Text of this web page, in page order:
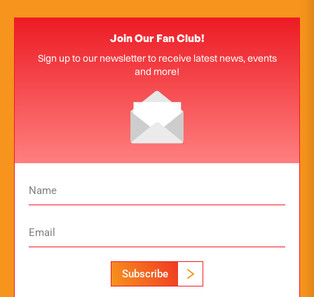
Join Our Fan Club!
Sign up to our newsletter to receive latest news, events
and more!
Subscribe